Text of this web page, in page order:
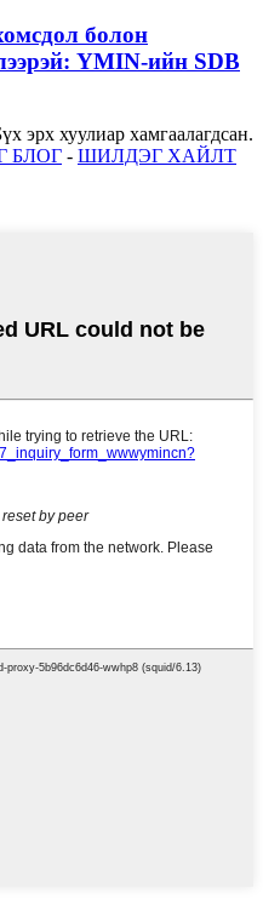
болон
YMIN-ийн SDB
эрх хуулиар хамгаалагдсан.
БЛОГ - ШИЛДЭГ ХАЙЛТ